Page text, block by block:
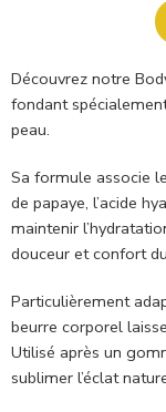
Découvrez notre
fondant
peau.
Sa formule associe
de papaye, l’acide
maintenir
douceur et confort
Particulièrement
beurre corporel
Utilisé après un
sublimer l’éclat